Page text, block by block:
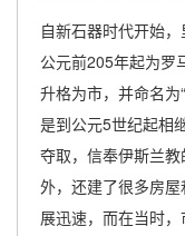
自新石器时代开始
公元前205年起为罗
升格为市，并命名为
是到公元5世纪起相
夺取，信奉伊斯兰
外，还建了很多房
展迅速，而在当时，